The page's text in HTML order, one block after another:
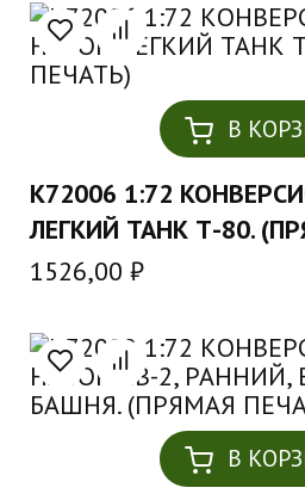
В
K72006 1:72
ЛЕГКИЙ ТАНК Т-80.
1526,00 ₽
В